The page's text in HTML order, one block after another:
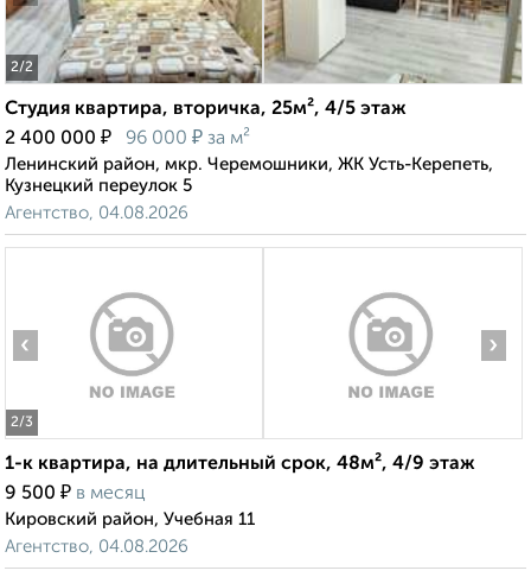
2/2
Студия квартира, вторичка, 25м², 4/5 этаж
2 400 000 ₽ 96 000 ₽ за м²
Ленинский район, мкр. Черемошники, ЖК Усть-Керепеть,
Кузнецкий переулок 5
Агентство, 04.08.2026
2/3
‹ ›
1-к квартира, на длительный срок, 48м², 4/9 этаж
9 500 ₽ в месяц
Кировский район, Учебная 11
Агентство, 04.08.2026